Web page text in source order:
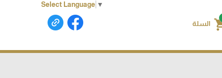
Select Language ▼
السلة